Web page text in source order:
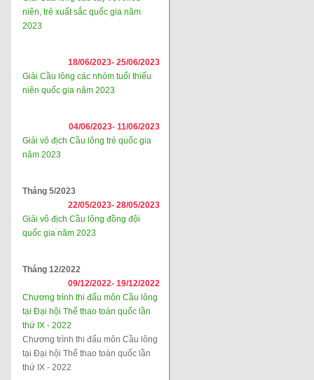
niên, trẻ xuất sắc quốc gia năm
2023
18/06/2023- 25/06/2023
Giải Cầu lông các nhóm tuổi thiếu
niên quốc gia năm 2023
04/06/2023- 11/06/2023
Giải vô địch Cầu lông trẻ quốc gia
năm 2023
Tháng 5/2023
22/05/2023- 28/05/2023
Giải vô địch Cầu lông đồng đội
quốc gia năm 2023
Tháng 12/2022
09/12/2022- 19/12/2022
Chương trình thi đấu môn Cầu lông
tại Đại hội Thể thao toàn quốc lần
thứ IX - 2022
Chương trình thi đấu môn Cầu lông
tại Đại hội Thể thao toàn quốc lần
thứ IX - 2022